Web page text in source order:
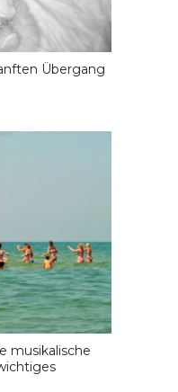
Übergang
musikalische